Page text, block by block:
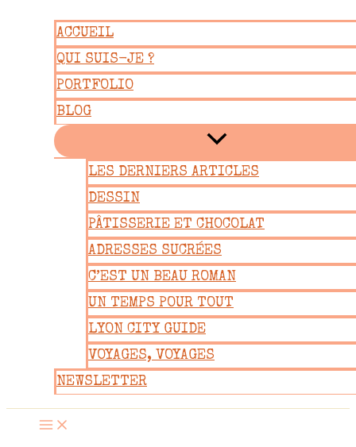
contenu
ACCUEIL
QUI SUIS-JE ?
PORTFOLIO
BLOG
LES DERNIERS ARTICLES
DESSIN
PÂTISSERIE ET CHOCOLAT
ADRESSES SUCRÉES
C’EST UN BEAU ROMAN
UN TEMPS POUR TOUT
LYON CITY GUIDE
VOYAGES, VOYAGES
NEWSLETTER